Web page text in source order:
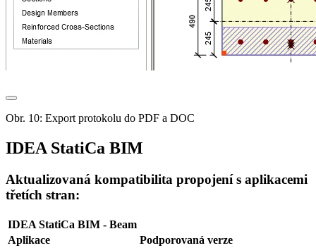
Obr. 10: Export protokolu do PDF a DOC
IDEA StatiCa BIM
Aktualizovaná kompatibilita propojení s aplikacemi
třetích stran:
IDEA StatiCa BIM - Beam
Aplikace
Podporovaná verze